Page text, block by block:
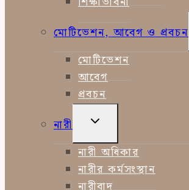
মোটিভেশন, আবেগ ও প্রবচন
মোটিভেশন
আবেগ
প্রবচন
নারী
TOGGLE
MENU
নারী অধিকার
নারীর কর্মসংস্থান